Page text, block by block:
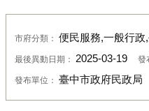
市府分類： 便民服務,一般行政
最後異動日期： 2025-03-19 發
發布單位： 臺中市政府民政局